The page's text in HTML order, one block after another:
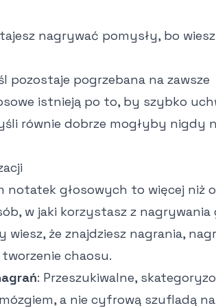
nagrywać pomysły, bo
pozostaje pogrzebana na zawsze
istnieją po to, by szybko
równie dobrze mogłyby nigdy
notatek głosowych to więcej niż
w jaki korzystasz z nagrywania
wiesz, że znajdziesz nagrania,
chaosu.
: Przeszukiwalne,
a nie cyfrową szufladą